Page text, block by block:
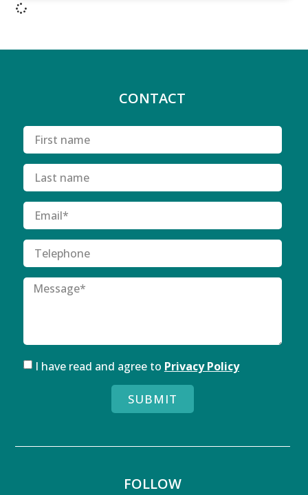
CONTACT
I have read and agree to Privacy Policy
SUBMIT
FOLLOW